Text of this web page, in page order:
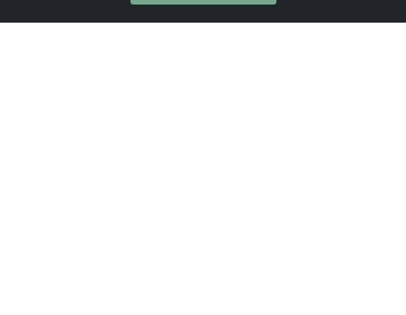
Umzug von Freiburg im Breisgau nach Burkina Faso